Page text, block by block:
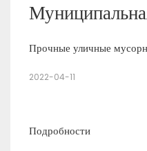
Прочные уличные
2022-04-11
Подробности